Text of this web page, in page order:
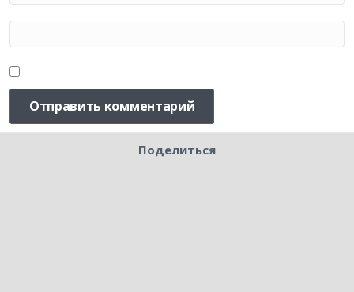
Поделиться